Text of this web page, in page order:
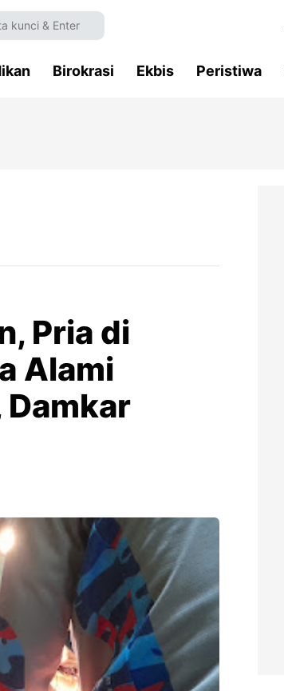
Birokrasi Ekbis Peristiwa
Pria di
Alami
Damkar